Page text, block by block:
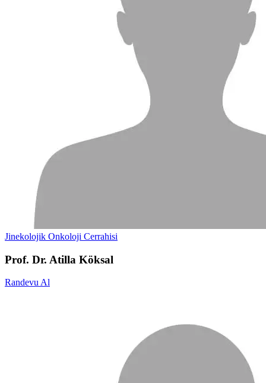
Jinekolojik Onkoloji Cerrahisi
Prof. Dr. Atilla Köksal
Randevu Al